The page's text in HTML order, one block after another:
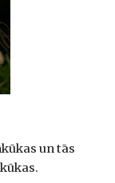
un tās